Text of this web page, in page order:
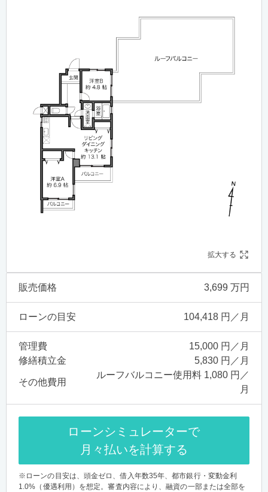
拡大する
販売価格 3,699 万円
ローンの目安 104,418 円／月
管理費
15,000 円／月
修繕積立金
5,830 円／月
その他費用
ルーフバルコニー使用料 1,080 円／
月
ローンシミュレーターで
月々払いを計算する
※ローンの目安は、頭金ゼロ、借入年数35年、都市銀行・変動金利
1.0%（優遇利用）を想定。審査内容により、融資の一部または全部を